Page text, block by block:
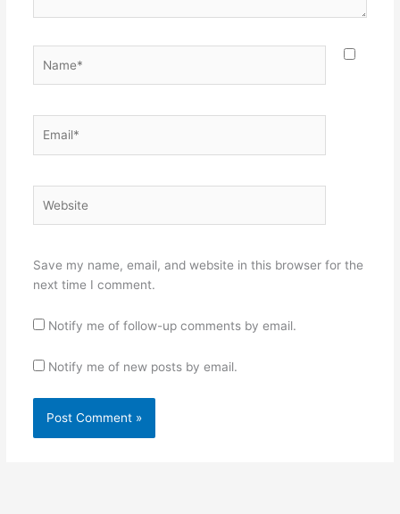
Save my name, email, and website in this browser for the
next time I comment.
Notify me of follow-up comments by email.
Notify me of new posts by email.